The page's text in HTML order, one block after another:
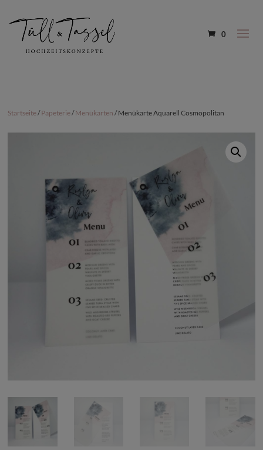
0
Startseite/Papeterie/Menükarten / Menükarte Aquarell Cosmopolitan